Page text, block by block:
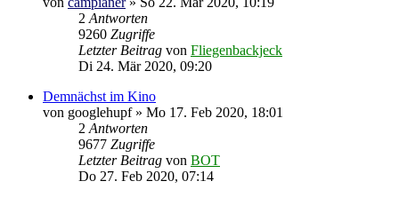
2 Antworten
9260 Zugriffe
Letzter Beitrag von Fliegenbackjeck
Di 24. Mär 2020, 09:20
Demnächst im Kino
von googlehupf» Mo 17. Feb 2020, 18:01
2 Antworten
9677 Zugriffe
Letzter Beitrag von BOT
Do 27. Feb 2020, 07:14